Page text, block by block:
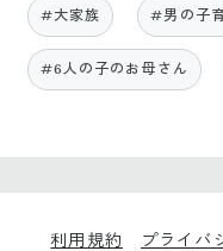
#大家族 #男の子
#6人の子のお母さん
利用規約 プライバ